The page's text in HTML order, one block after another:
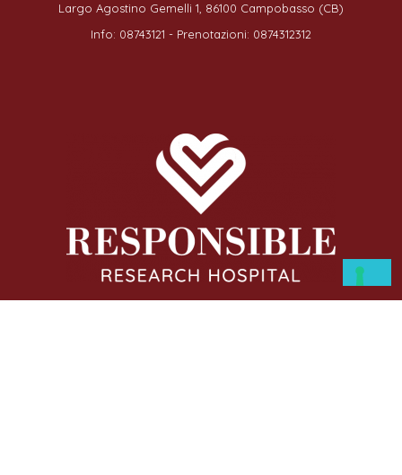
Largo Agostino Gemelli 1, 86100 Campobasso (CB)
Info: 08743121 - Prenotazioni: 0874312312